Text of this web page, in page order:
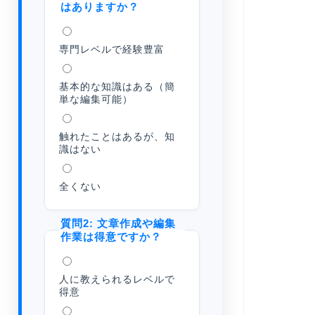
はありますか？
専門レベルで経験豊富
基本的な知識はある（簡
単な編集可能）
触れたことはあるが、知
識はない
全くない
質問2: 文章作成や編集
作業は得意ですか？
人に教えられるレベルで
得意